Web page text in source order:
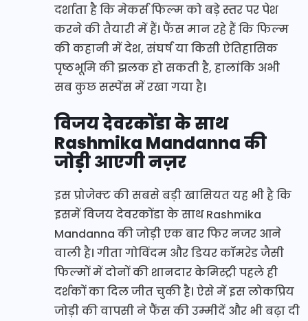
दर्शाता है कि मेकर्स फिल्म को बड़े स्तर पर पेश
करने की तैयारी में हैं। फैंस मान रहे हैं कि फिल्म
की कहानी में देश, संघर्ष या किसी ऐतिहासिक
पृष्ठभूमि की झलक हो सकती है, हालांकि अभी
सब कुछ सस्पेंस में रखा गया है।
विजय देवरकोंडा के साथ
Rashmika Mandanna की
जोड़ी आएगी नज़र
इस प्रोजेक्ट की सबसे बड़ी खासियत यह भी है कि
इसमें विजय देवरकोंडा के साथ Rashmika
Mandanna की जोड़ी एक बार फिर नजर आने
वाली है। गीता गोविंदम और डियर कॉमरेड जैसी
फिल्मों में दोनों की शानदार केमिस्ट्री पहले ही
दर्शकों का दिल जीत चुकी है। ऐसे में इस लोकप्रिय
जोड़ी की वापसी ने फैंस की उम्मीदें और भी बढ़ा दी